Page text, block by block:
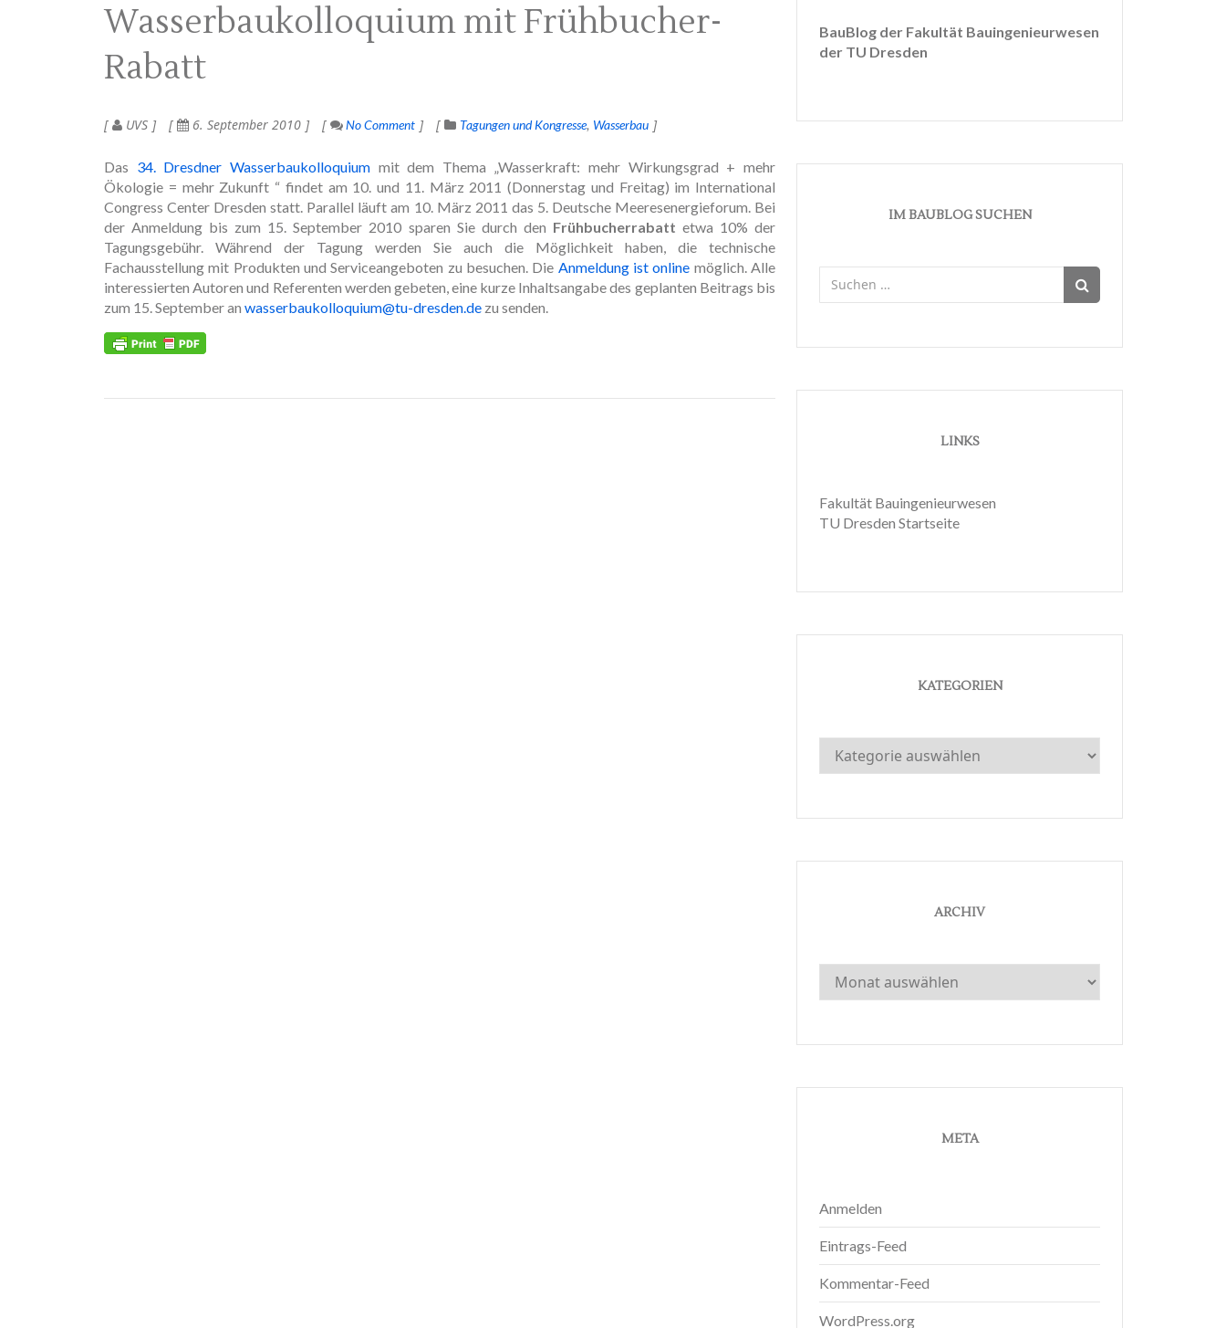
Wasserbaukolloquium mit Frühbucher-
Rabatt
UVS 6. September 2010 No Comment Tagungen und Kongresse Wasserbau
Das 34. Dresdner Wasserbaukolloquiummit dem Thema „Wasserkraft: mehr Wirkungsgrad + mehr
Ökologie = mehr Zukunft “ findet am 10. und 11. März 2011 (Donnerstag und Freitag) im International
Congress Center Dresden statt. Parallel läuft am 10. März 2011 das 5. Deutsche Meeresenergieforum. Bei
der Anmeldung bis zum 15. September 2010 sparen Sie durch den Frühbucherrabatt etwa 10% der
Tagungsgebühr. Während der Tagung werden Sie auch die Möglichkeit haben, die technische
Fachausstellung mit Produkten und Serviceangeboten zu besuchen. Die Anmeldung ist online möglich. Alle
interessierten Autoren und Referenten werden gebeten, eine kurze Inhaltsangabe des geplanten Beitrags bis
zum 15. September an wasserbaukolloquium@tu-dresden.de zu senden.
BauBlog der Fakultät Bauingenieurwesen
der TU Dresden
IM BAUBLOG SUCHEN
nach:
LINKS
Fakultät Bauingenieurwesen
TU Dresden Startseite
KATEGORIEN
Kategorien
ARCHIV
Archiv
META
Anmelden
Eintrags-Feed
Kommentar-Feed
WordPress.org